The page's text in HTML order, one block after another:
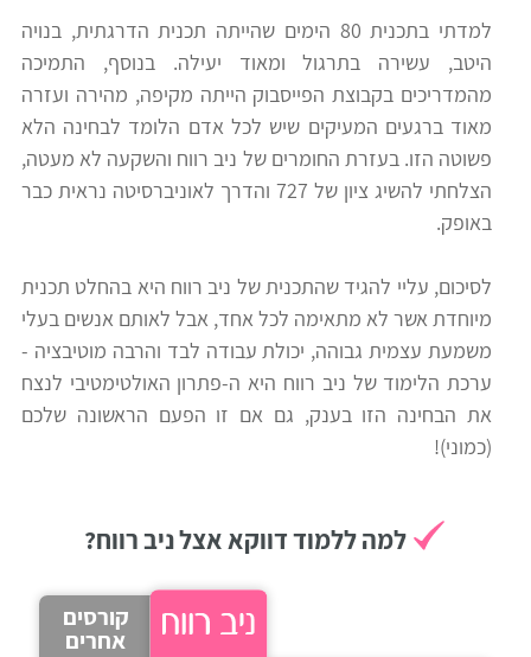
למדתי בתכנית 80 הימים שהייתה תכנית הדרגתית, בנויה
היטב, עשירה בתרגול ומאוד יעילה. בנוסף, התמיכה
מהמדריכים בקבוצת הפייסבוק הייתה מקיפה, מהירה ועזרה
מאוד ברגעים המעיקים שיש לכל אדם הלומד לבחינה הלא
פשוטה הזו. בעזרת החומרים של ניב רווח והשקעה לא מעטה,
הצלחתי להשיג ציון של 727 והדרך לאוניברסיטה נראית כבר
באופק.
לסיכום, עליי להגיד שהתכנית של ניב רווח היא בהחלט תכנית
מיוחדת אשר לא מתאימה לכל אחד, אבל לאותם אנשים בעלי
משמעת עצמית גבוהה, יכולת עבודה לבד והרבה מוטיבציה -
ערכת הלימוד של ניב רווח היא ה-פתרון האולטימטיבי לנצח
את הבחינה הזו בענק, גם אם זו הפעם הראשונה שלכם
(כמוני)!
למה ללמוד דווקא אצל ניב רווח?
קורסים
אחרים